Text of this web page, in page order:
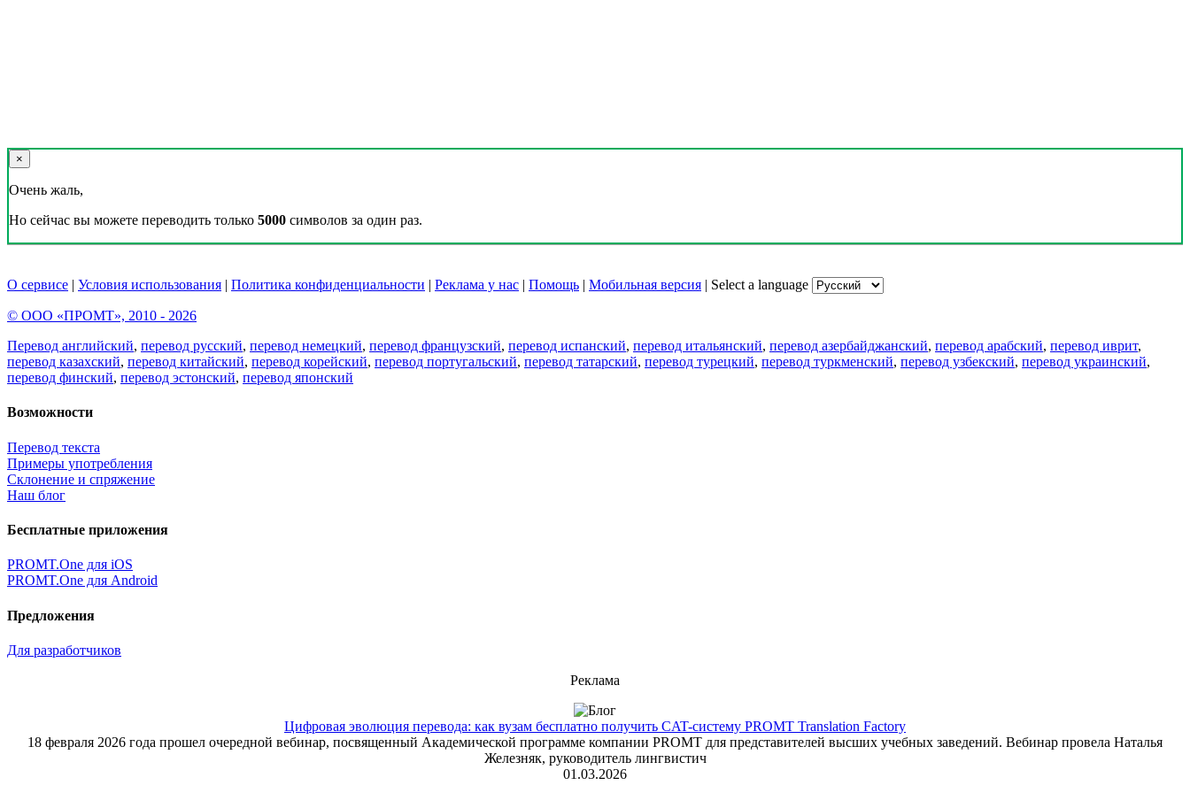
×
Очень жаль,
Но сейчас вы можете переводить только 5000 символов за один раз.
О сервисе | Условия использования | Политика конфиденциальности | Реклама у нас | Помощь | Мобильная версия | Select a language
© ООО «ПРОМТ», 2010 - 2026
Перевод английский, перевод русский, перевод немецкий, перевод французский, перевод испанский, перевод итальянский, перевод азербайджанский, перевод арабский, перевод иврит,
перевод казахский, перевод китайский, перевод корейский, перевод португальский, перевод татарский, перевод турецкий, перевод туркменский, перевод узбекский, перевод украинский,
перевод финский, перевод эстонский, перевод японский
Возможности
Перевод текста
Примеры употребления
Склонение и спряжение
Наш блог
Бесплатные приложения
PROMT.One для iOS
PROMT.One для Android
Предложения
Для разработчиков
Реклама
Цифровая эволюция перевода: как вузам бесплатно получить CAT-систему PROMT Translation Factory
18 февраля 2026 года прошел очередной вебинар, посвященный Академической программе компании PROMT для представителей высших учебных заведений. Вебинар провела Наталья
Железняк, руководитель лингвистич
01.03.2026